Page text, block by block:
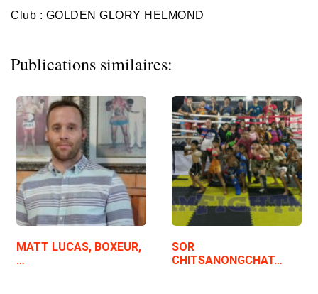
Club : GOLDEN GLORY HELMOND
Publications similaires:
MATT LUCAS, BOXEUR,
…
SOR
CHITSANONGCHAT…